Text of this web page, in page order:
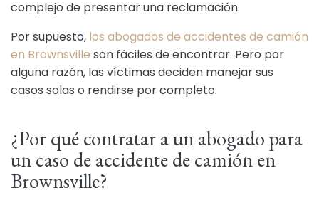
complejo de presentar una reclamación.
Por supuesto, los abogados de accidentes de camión
en Brownsville son fáciles de encontrar. Pero por
alguna razón, las víctimas deciden manejar sus
casos solas o rendirse por completo.
¿Por qué contratar a un abogado para
un caso de accidente de camión en
Brownsville?